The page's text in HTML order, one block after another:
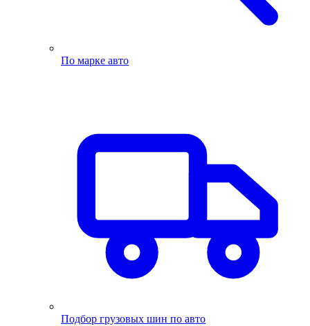
По марке авто
Подбор грузовых шин по авто